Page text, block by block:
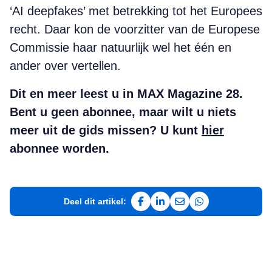
‘AI deepfakes’ met betrekking tot het Europees
recht. Daar kon de voorzitter van de Europese
Commissie haar natuurlijk wel het één en
ander over vertellen.
Dit en meer leest u in MAX Magazine 28.
Bent u geen abonnee, maar wilt u niets
meer uit de gids missen? U kunt hier
abonnee worden.
Deel dit artikel:
Deel op Facebook
Deel op LinkedIn
Deel via e-mail
Deel via